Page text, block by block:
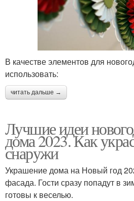
В качестве элементов для
использовать:
читать дальше →
Лучшие идеи
дома 2023. Как
снаружи
Украшение дома на Новый год
фасада. Гости сразу попадут в
готовы к веселью.